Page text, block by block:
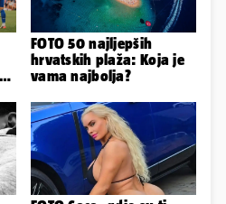
FOTO 50 najljepših
hrvatskih plaža: Koja je
vama najbolja?